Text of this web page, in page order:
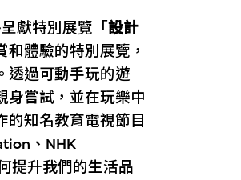
獻特別展覽「 設計
和體驗的特別展覽，
透過可動手玩的遊
身嘗試，並在玩樂中
的知名教育電視節目
、NHK
提升我們的生活品